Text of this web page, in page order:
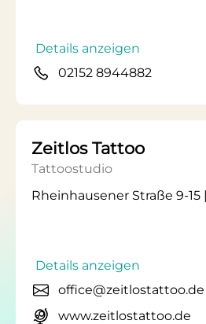
Details anzeigen
02152 8944882
Zeitlos Tattoo
Tattoostudio
Rheinhausener Straße 9-15
Details anzeigen
office@zeitlostattoo.de
www.zeitlostattoo.de